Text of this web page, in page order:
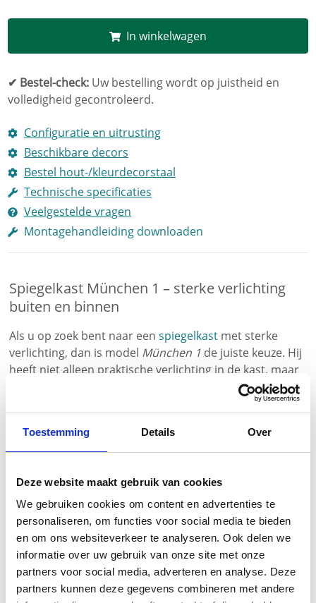
Toestemming Details Over
Deze website maakt gebruik van cookies
We gebruiken cookies om content en advertenties te
personaliseren, om functies voor social media te bieden
en om ons websiteverkeer te analyseren. Ook delen we
informatie over uw gebruik van onze site met onze
partners voor social media, adverteren en analyse. Deze
partners kunnen deze gegevens combineren met andere
Spiegelkast München 1 – sterke verlichting
buiten en binnen
Als u op zoek bent naar een spiegelkast met sterke
verlichting, dan is model München 1 de juiste keuze. Hij
heeft niet alleen praktische verlichting in de kast, maar
is ook opvallend verlicht aan de buitenkant. De leds
bevinden zich in ontwerpprofielen van aluminium, die
licht valt door de gesatineerde deuren met aan twee
kanten spiegels. De op maat gemaakte
inbouwkast te gebruiken.
Belangrijke aanwijzing voor de configuratie
Wenst u eenswipesensoren/ofwastafelverlichtingdan
moet de kast (in tegenstelling tot de
standaarduitvoering)minstens 45 mmuit de wand
steken.
In winkelwagen
✔ Bestel-check: Uw bestelling wordt op juistheid en
volledigheid gecontroleerd.
Configuratie en uitrusting
Beschikbare decors
Bestel hout-/kleurdecorstaal
Technische specificaties
Veelgestelde vragen
Montagehandleiding downloaden